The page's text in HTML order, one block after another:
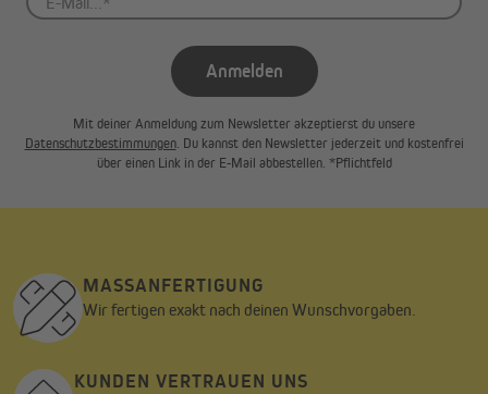
Anmelden
Mit deiner Anmeldung zum Newsletter akzeptierst du unsere
Datenschutzbestimmungen. Du kannst den Newsletter jederzeit und kostenfrei
über einen Link in der E-Mail abbestellen. *Pflichtfeld
MASSANFERTIGUNG
Wir fertigen exakt nach deinen Wunschvorgaben.
KUNDEN VERTRAUEN UNS